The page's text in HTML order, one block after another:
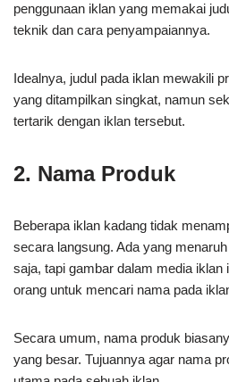
penggunaan iklan yang memakai
teknik dan cara penyampaiannya.
Idealnya, judul pada iklan mewakili
yang ditampilkan singkat, namun
tertarik dengan iklan tersebut.
2. Nama Produk
Beberapa iklan kadang tidak
secara langsung. Ada yang
saja, tapi gambar dalam media
orang untuk mencari nama pada
Secara umum, nama produk
yang besar. Tujuannya agar nama